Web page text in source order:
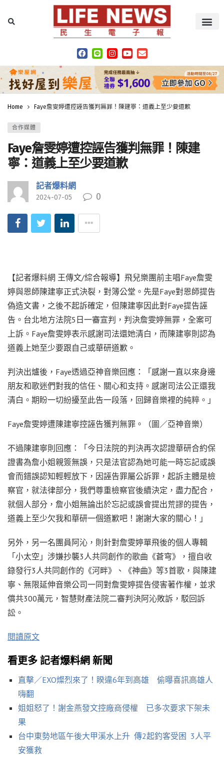
Home Faye詹雯婷遭控誣告獲判無罪！陳建寧：道義上至少要道歉
合作媒體
Faye詹雯婷遭控誣告獲判無罪！陳建
寧：道義上至少要道歉
記者爆料網
2024-07-05 0
【記者爆料網 王傳文/綜合報導】飛兒樂團前主唱Faye詹雯
婷與恩師陳建寧正式決裂，對簿公堂。先是Faye對恩師提告
偽造文書，之後不起訴確定，但陳建寧因此對Faye提告誣
告。台北地方法院5日一審宣判，判決詹雯婷無罪，全案可
上訴。Faye詹雯婷表示感謝司法還她清白，而陳建寧則認為
道義上她至少要跟自己或華研道歉。
判決出爐後，Faye透過亞神音樂回應：「感謝一直以來身邊
朋友和歌迷們對我的信任、關心和支持。感謝司法公正還我
清白。期盼一切紛擾至此告一段落，回歸音樂裡的純粹。」
Faye詹雯婷遭陳建寧控誣告獲判無罪。（圖／亞神音樂）
不過陳建寧則回應：「今日法院的判決再次認證華研合約保
證書為詹小姐親簽無誤，只是法官認為她可能一時忘記或誤
會而錯誤認知輕輕放下，因誣告罪屬公訴罪，起訴主體是檢
察官，就法律部分，我們尊重檢察官後續決定，盡力配合，
就個人部分，詹小姐無論出於忘記或誤會提出荒謬的提告，
道義上至少欠我和華研一個道歉吧！謝謝大家的關心！」
另外，另一名團員阿沁，則針對詹雯婷單飛後的個人專輯
「小太空」涉嫌抄襲3人共同創作的歌曲《蒼穹》，擅自收
錄發行3人共同創作的《河畔》、《神曲》等3首歌，與陳建
寧、無限延伸音樂公司一同對詹雯婷提告侵害著作權，並求
償共300萬元，智慧財產法院二審判決阿沁敗訴，駁回訴
訟。
閱讀原文
看更多 記者爆料網 新聞
直擊／EXO燦烈來了！睽違6年到高雄 偷曝喜訊高雄人
嗨翻
姐姐怒了！謝金燕發文控廠商侵權 已多次要求下架未
果
台中東勢地區午後大甲溪水上升 傳2起釣客受困 3人平
安獲救